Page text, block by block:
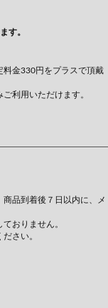
す。
金330円をプラスで頂戴
利用いただけます。
品到着後７日以内に、メ
おりません。
さい。